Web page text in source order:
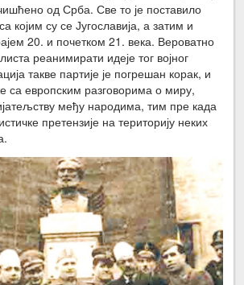
од Срба. Све то је поставило
којим су се Југославија, а затим и
20. и почетком 21. века. Вероватно
реанимирати идеје тог војног
такве партије је погрешан корак, и
са европским разговорима о миру,
међу народима, тим пре када
претензије на територију неких